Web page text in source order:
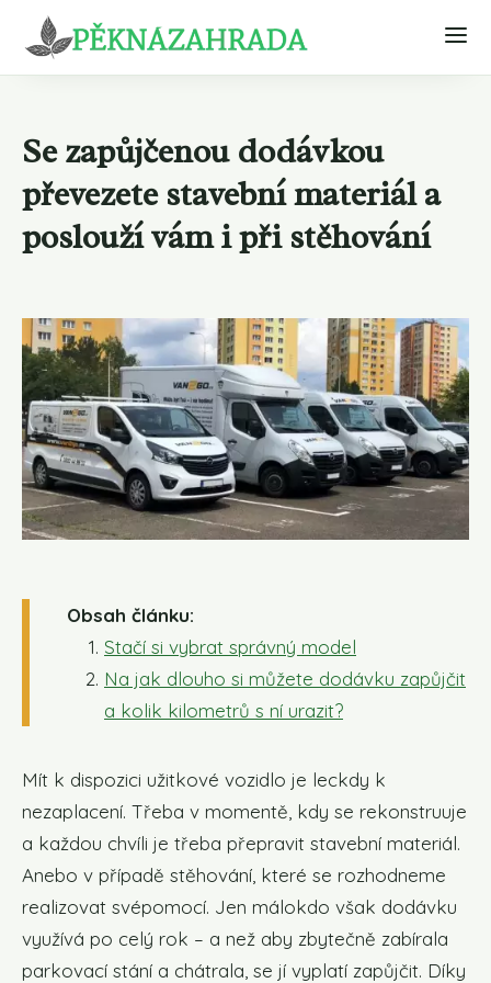
Se zapůjčenou dodávkou
převezete stavební materiál a
poslouží vám i při stěhování
Obsah článku:
Stačí si vybrat správný model
Na jak dlouho si můžete dodávku zapůjčit
a kolik kilometrů s ní urazit?
Mít k dispozici užitkové vozidlo je leckdy k
nezaplacení. Třeba v momentě, kdy se rekonstruuje
a každou chvíli je třeba přepravit stavební materiál.
Anebo v případě stěhování, které se rozhodneme
realizovat svépomocí. Jen málokdo však dodávku
využívá po celý rok – a než aby zbytečně zabírala
parkovací stání a chátrala, se jí vyplatí zapůjčit. Díky